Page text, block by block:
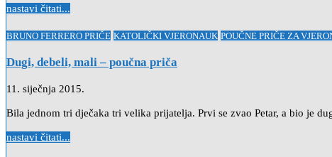
nastavi čitati...
Posted
BRUNO FERRERO PRIČE KATOLIČKI VJERONAUK POUČNE PRIČE ZA
Dugi, debeli, mali – poučna priča
11. siječnja 2015.
Bila jednom tri dječaka tri velika prijatelja. Prvi se zvao Petar, a bio je
nastavi čitati...